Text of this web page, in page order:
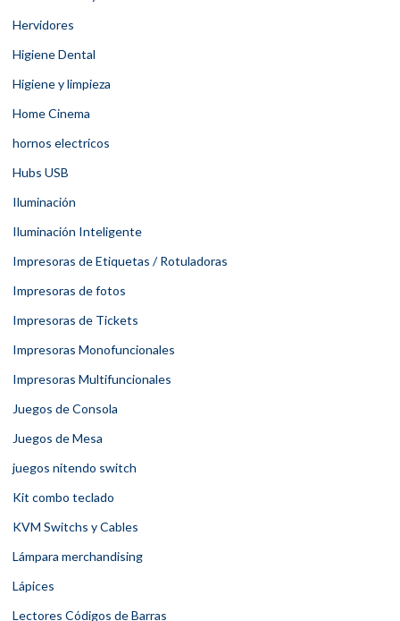
Hervidores
Higiene Dental
Higiene y limpieza
Home Cinema
hornos electricos
Hubs USB
Iluminación
Iluminación Inteligente
Impresoras de Etiquetas / Rotuladoras
Impresoras de fotos
Impresoras de Tickets
Impresoras Monofuncionales
Impresoras Multifuncionales
Juegos de Consola
Juegos de Mesa
juegos nitendo switch
Kit combo teclado
KVM Switchs y Cables
Lámpara merchandising
Lápices
Lectores Códigos de Barras